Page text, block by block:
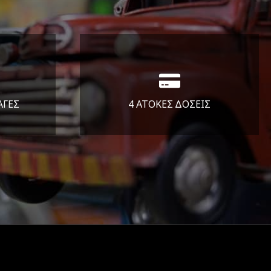
4 ΑΤΟΚΕΣ ΔΟΣΕΙΣ
Υποστηρίζουμε μέχρι και 4
άτοκες δόσεις